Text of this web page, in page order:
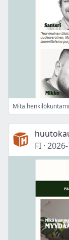
Mitä
FI ·